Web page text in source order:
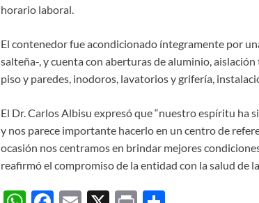
horario laboral.
El contenedor fue acondicionado íntegramente por
salteña-, y cuenta con aberturas de aluminio,
piso y paredes, inodoros, lavatorios y grifería,
El Dr. Carlos Albisu expresó que “nuestro espíritu ha
y nos parece importante hacerlo en un centro de
ocasión nos centramos en brindar mejores
reafirmó el compromiso de la entidad con la salud de